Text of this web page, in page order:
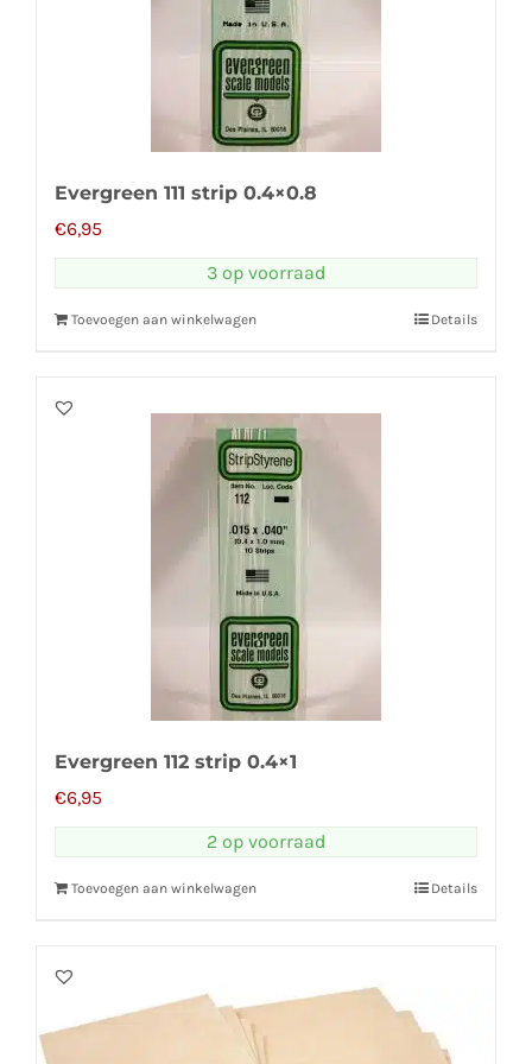
Evergreen 111 strip 0.4×0.8
€6,95
3 op voorraad
Toevoegen aan winkelwagen Details
Evergreen 112 strip 0.4×1
€6,95
2 op voorraad
Toevoegen aan winkelwagen Details